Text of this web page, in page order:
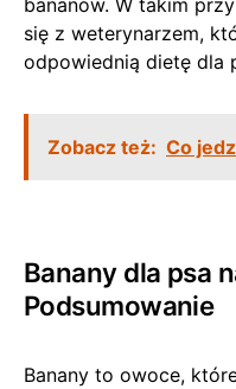
bananów. W takim
się z weterynarzem,
odpowiednią dietę dla
Zobacz też: Co
Banany dla psa
Podsumowanie
Banany to owoce,